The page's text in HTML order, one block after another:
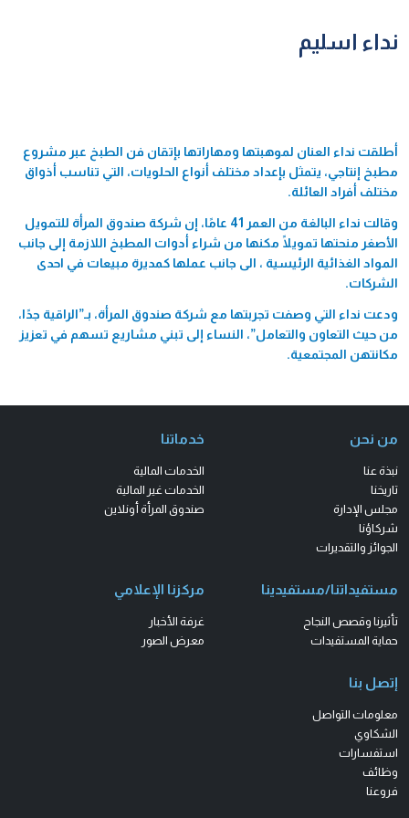
نداء اسليم
أطلقت نداء العنان لموهبتها ومهاراتها بإتقان فن الطبخ عبر مشروع
مطبخ إنتاجي، يتمثل بإعداد مختلف أنواع الحلويات، التي تناسب أذواق
مختلف أفراد العائلة.
وقالت نداء البالغة من العمر 41 عامًا، إن شركة صندوق المرأة للتمويل
الأصغر منحتها تمويلًا مكنها من شراء أدوات المطبخ اللازمة إلى جانب
المواد الغذائية الرئيسية ، الى جانب عملها كمديرة مبيعات في احدى
الشركات.
ودعت نداء التي وصفت تجربتها مع شركة صندوق المرأة، بـ”الراقية جدًا،
من حيث التعاون والتعامل”، النساء إلى تبني مشاريع تسهم في تعزيز
مكانتهن المجتمعية.
من نحن
نبذة عنا
تاريخنا
مجلس الإدارة
شركاؤنا
الجوائز والتقديرات
خدماتنا
الخدمات المالية
الخدمات غير المالية
صندوق المرأة أونلاين
مستفيداتنا/مستفيدينا
تأثيرنا وقصص النجاح
حماية المستفيدات
مركزنا الإعلامي
غرفة الأخبار
معرض الصور
إتصل بنا
معلومات التواصل
الشكاوي
استفسارات
وظائف
فروعنا